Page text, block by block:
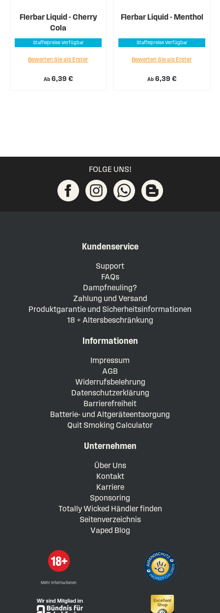
Flerbar Liquid - Cherry
Cola
Staffelpreise Verfügbar
Ab 6,39 €
Bewerten Sie als Erster
Flerbar Liquid - Menthol
Staffelpreise Verfügbar
Ab 6,39 €
Bewerten Sie als Erster
FOLGE UNS!
Kundenservice
Support
FAQs
Dampfneuling?
Zahlung und Versand
Produktgarantie und Sicherheitsinformationen
18 + Altersbeschränkung
Informationen
Impressum
AGB
Widerrufsbelehrung
Datenschutzerklärung
Barrierefreiheit
Batterie- und Altgeräteentsorgung
Quit Smoking Calculator
Unternehmen
Über Uns
Kontakt
Karriere
Sponsoring
Totally Wicked Händler finden
Seitenverzeichnis
Vaped Blog
Mehr Informationen